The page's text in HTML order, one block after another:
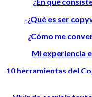
-¿Qué es ser
¿Cómo me
Mi experiencia
10 herramientas del